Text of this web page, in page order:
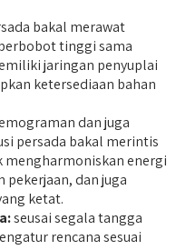
bakal merawat
tinggi sama
jaringan penyuplai
ketersediaan bahan
dan juga
persada bakal merintis
mengharmoniskan energi
dan juga
ketat.
seusai segala tangga
rencana sesuai